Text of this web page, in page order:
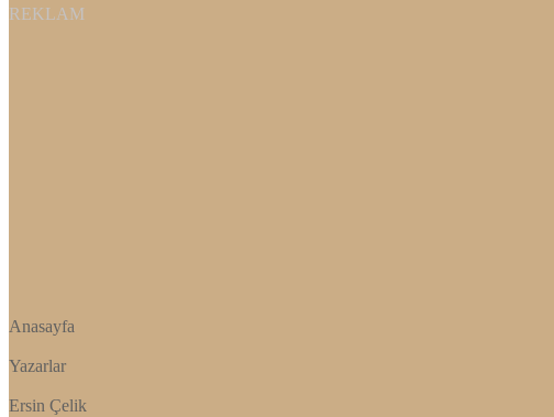
REKLAM
Anasayfa
Yazarlar
Ersin Çelik